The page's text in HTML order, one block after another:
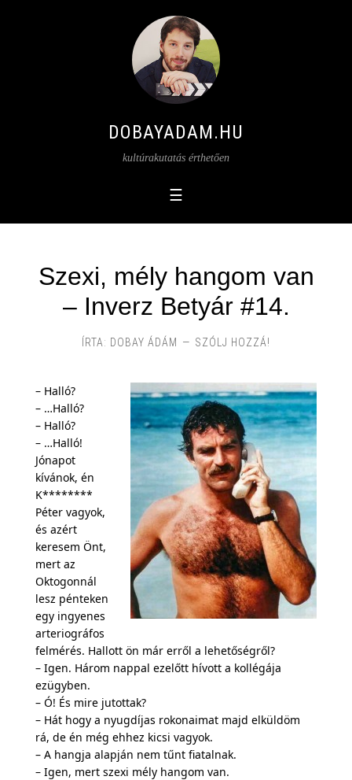
DOBAYADAM.HU
kultúrakutatás érthetően
Szexi, mély hangom van
– Inverz Betyár #14.
ÍRTA: DOBAY ÁDÁM SZÓLJ HOZZÁ!
– Halló?
– …Halló?
– Halló?
– …Halló!
Jónapot
kívánok, én
K********
Péter vagyok,
és azért
keresem Önt,
mert az
Oktogonnál
lesz pénteken
egy ingyenes
arteriográfos
felmérés. Hallott ön már erről a lehetőségről?
– Igen. Három nappal ezelőtt hívott a kollégája
ezügyben.
– Ó! És mire jutottak?
– Hát hogy a nyugdíjas rokonaimat majd elküldöm
rá, de én még ehhez kicsi vagyok.
– A hangja alapján nem tűnt fiatalnak.
– Igen, mert szexi mély hangom van.